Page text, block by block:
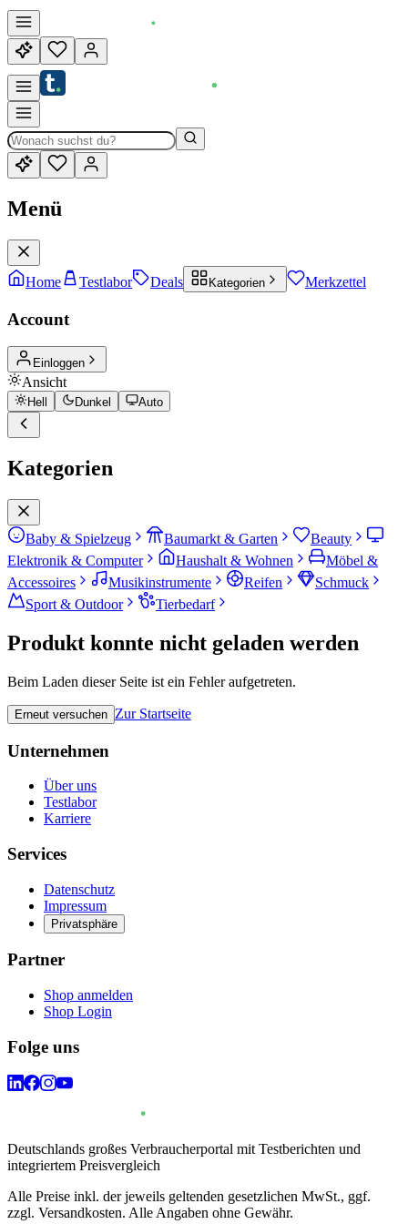
Menü
Home Testlabor Deals Kategorien Merkzettel
Account
Einloggen
Ansicht
Hell Dunkel Auto
Kategorien
Baby & Spielzeug Baumarkt & Garten
Beauty
Elektronik & Computer
Haushalt & Wohnen
Möbel &
Accessoires
Musikinstrumente Reifen
Schmuck
Sport & Outdoor
Tierbedarf
Produkt konnte nicht geladen werden
Beim Laden dieser Seite ist ein Fehler aufgetreten.
Erneut versuchen Zur Startseite
Unternehmen
Über uns
Testlabor
Karriere
Services
Datenschutz
Impressum
Privatsphäre
Partner
Shop anmelden
Shop Login
Folge uns
Deutschlands großes Verbraucherportal mit Testberichten und
integriertem Preisvergleich
Alle Preise inkl. der jeweils geltenden gesetzlichen MwSt., ggf.
zzgl. Versandkosten. Alle Angaben ohne Gewähr.